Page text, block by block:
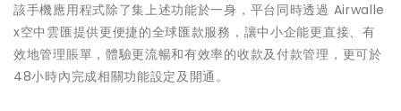
該手機應用程式除了集上述功能於一身，平台同時透過 Airwalle
x空中雲匯提供更便捷的全球匯款服務，讓中小企能更直接、有
效地管理賬單，體驗更流暢和有效率的收款及付款管理，更可於
48小時內完成相關功能設定及開通。